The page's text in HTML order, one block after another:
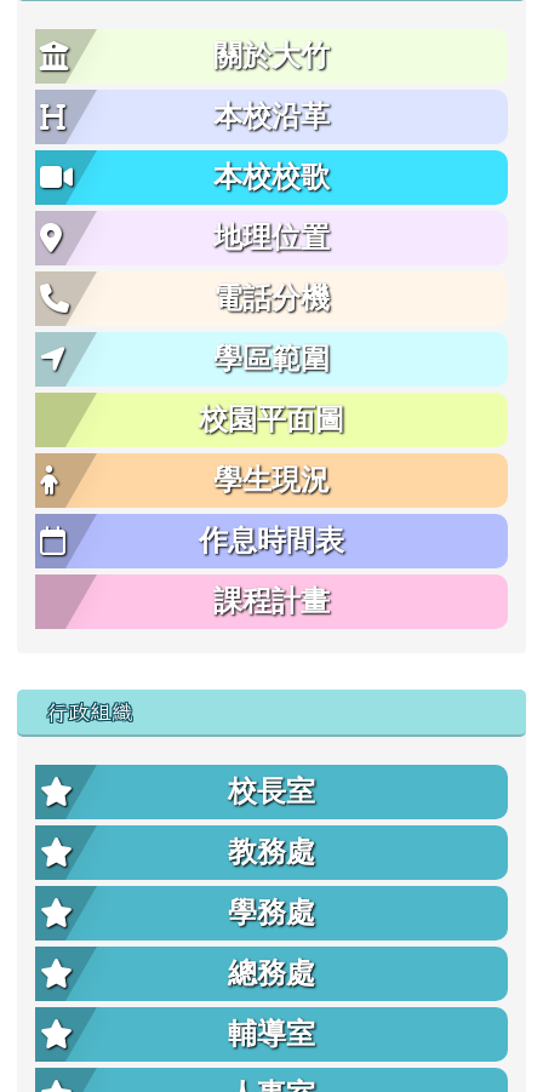
關於大竹
本校沿革
本校校歌
地理位置
電話分機
學區範圍
校園平面圖
學生現況
作息時間表
課程計畫
行政組織
校長室
教務處
學務處
總務處
輔導室